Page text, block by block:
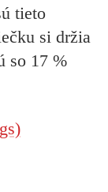
tieto
si držia
so 17 %